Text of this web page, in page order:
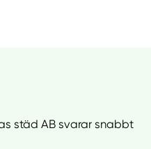
städ AB svarar snabbt